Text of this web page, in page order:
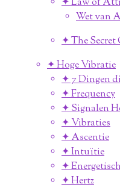
Wet van
✦ The Secret
✦ Hoge Vibratie
✦ 7 Dingen
✦ Frequency
✦ Signalen
✦ Vibraties
✦ Ascentie
✦ Intuïtie
✦
✦ Hertz